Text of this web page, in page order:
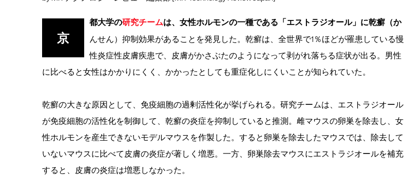
京
都大学の研究チームは、女性ホルモンの一種である「エストラジオール」に乾癬（か
んせん）抑制効果があることを発見した。乾癬は、全世界で1％ほどが罹患している慢
性炎症性皮膚疾患で、皮膚がかさぶたのようになって剥がれ落ちる症状が出る。男性
に比べると女性はかかりにくく、かかったとしても重症化しにくいことが知られていた。
乾癬の大きな原因として、免疫細胞の過剰活性化が挙げられる。研究チームは、エストラジオール
が免疫細胞の活性化を制御して、乾癬の炎症を抑制していると推測。雌マウスの卵巣を除去し、女
性ホルモンを産生できないモデルマウスを作製した。すると卵巣を除去したマウスでは、除去して
いないマウスに比べて皮膚の炎症が著しく増悪。一方、卵巣除去マウスにエストラジオールを補充
すると、皮膚の炎症は増悪しなかった。